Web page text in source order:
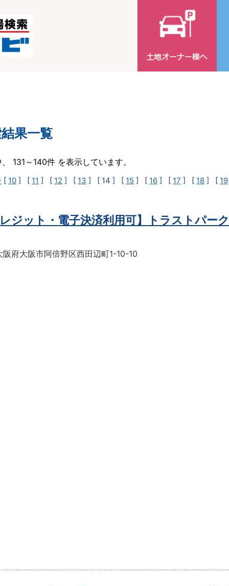
果一覧
131～140件 を表示しています。
[ 10 ] [ 11 ] [ 12 ] [ 13 ] [ 14 ] [ 15 ] [ 16 ] [ 17 ] [ 18 ] [ 19
レジット・電子決済利用可】トラストパー
阪府大阪市阿倍野区西田辺町1-10-10